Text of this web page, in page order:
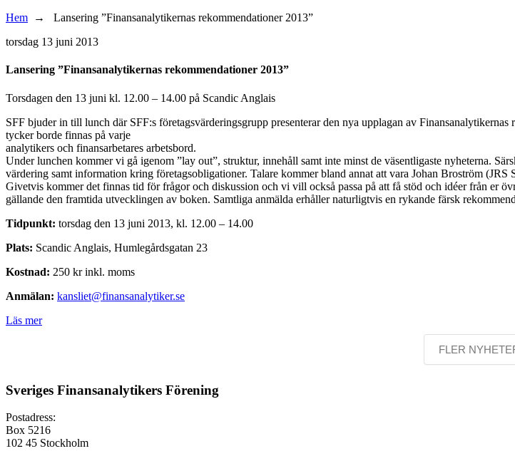
Hem → Lansering ”Finansanalytikernas rekommendationer 2013”
torsdag 13 juni 2013
Lansering ”Finansanalytikernas rekommendationer 2013”
Torsdagen den 13 juni kl. 12.00 – 14.00 på Scandic Anglais
SFF bjuder in till lunch där SFF:s företagsvärderingsgrupp presenterar den nya upplagan av
tycker borde finnas på varje
analytikers och finansarbetares arbetsbord.
Under lunchen kommer vi gå igenom ”lay out”, struktur, innehåll samt inte minst de väsentligaste nyheterna.
värdering samt information kring företagsobligationer. Talare kommer bland annat att vara Johan Broström
Givetvis kommer det finnas tid för frågor och diskussion och vi vill också passa på att få stöd och idéer från er
gällande den framtida utvecklingen av boken. Samtliga anmälda erhåller naturligtvis en rykande färsk
Tidpunkt: torsdag den 13 juni 2013, kl. 12.00 – 14.00
Plats: Scandic Anglais, Humlegårdsgatan 23
Kostnad: 250 kr inkl. moms
Anmälan: kansliet@finansanalytiker.se
Läs mer
FLER
Sveriges Finansanalytikers Förening
Postadress:
Box 5216
102 45 Stockholm